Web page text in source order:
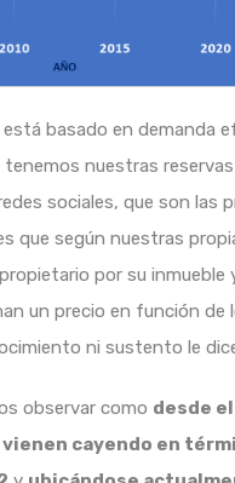
basado en demanda
nuestras
sociales, que son las
que según nuestras
por su
un precio en función de
ni sustento le
observar como desde
cayendo en